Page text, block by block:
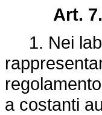
Art. 7.
1. Nei
a costanti